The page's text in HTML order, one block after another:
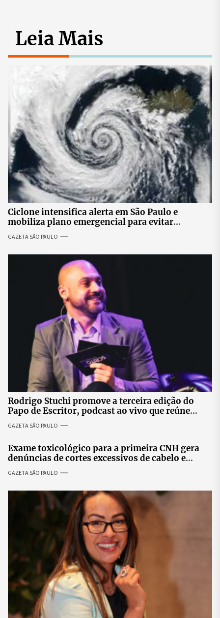
Leia Mais
Ciclone intensifica alerta em São Paulo e
mobiliza plano emergencial para evitar
impactos no fornecimento de energia
GAZETA SÃO PAULO
Rodrigo Stuchi promove a terceira edição do
Papo de Escritor, podcast ao vivo que reúne
especialistas para discutir saúde mental e
prosperidade.
GAZETA SÃO PAULO
Exame toxicológico para a primeira CNH gera
denúncias de cortes excessivos de cabelo e
revolta entre candidatas
GAZETA SÃO PAULO